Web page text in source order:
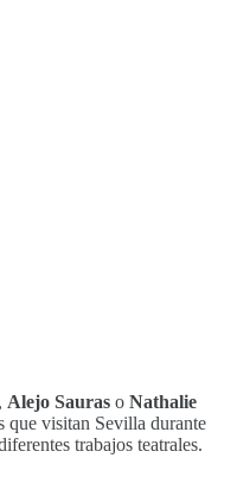
, Alejo Sauras o Nathalie
que visitan Sevilla durante
trabajos teatrales.